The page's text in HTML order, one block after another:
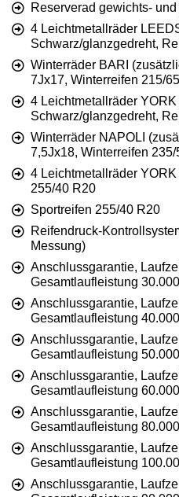
Reserverad gewichts-
4 Leichtmetallräder
Schwarz/glanzgedreht,
Winterräder BARI
7Jx17, Winterreifen 215/
4 Leichtmetallräder
Schwarz/glanzgedreht,
Winterräder NAPOLI
7,5Jx18, Winterreifen 235/
4 Leichtmetallräder
255/40 R20
Sportreifen 255/40 R20
Reifendruck-
Messung)
Anschlussgarantie,
Gesamtlaufleistung
Anschlussgarantie,
Gesamtlaufleistung
Anschlussgarantie,
Gesamtlaufleistung
Anschlussgarantie,
Gesamtlaufleistung
Anschlussgarantie,
Gesamtlaufleistung
Anschlussgarantie,
Gesamtlaufleistung
Anschlussgarantie,